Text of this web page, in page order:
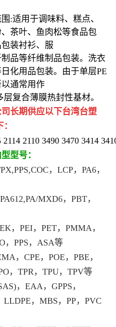
:适用于调味料、糕点、
茶叶、鱼肉松等食品包
装衬衫、服
品等纤维制品包装。洗衣
化用品包装。由于单层PE
通常用作
复合薄膜热封性基材。
长期供应以下台湾台塑
2110 3490 3470 3414
型号：
，LCP，PA6，
MXD6，PBT，
，PEI，PET，PMMA，
，PPS，ASA等
，CPE，POE，PBE，
，TPR，TPU，TPV等
，EAA，GPPS，
LLDPE，MBS，PP，PVC